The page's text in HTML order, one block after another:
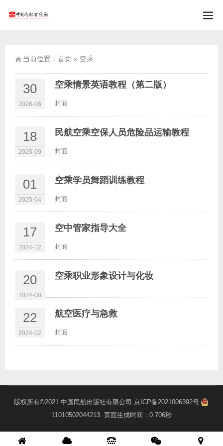
当前位置： 首页 » 空乘
30
2026-06
空乘情景英语教程（第二版）
封面
18
2025-09
民航空乘空保人员危险品运输教程
封面
01
2025-04
空乘学员舞蹈训练教程
封面
17
2024-12
空中管家指导大全
封面
20
2024-08
空乘职业形象设计与化妆
22
2024-02
航空医疗与急救
封面
版权所有©2021 中国民航出版社有限公司 京ICP备2021006392号
11010502044213. 页面生成时间：0.706秒